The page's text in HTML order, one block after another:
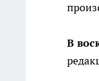
В